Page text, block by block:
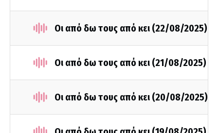
Οι από δω τους από κει (22/08/2025)
Οι από δω τους από κει (21/08/2025)
Οι από δω τους από κει (20/08/2025)